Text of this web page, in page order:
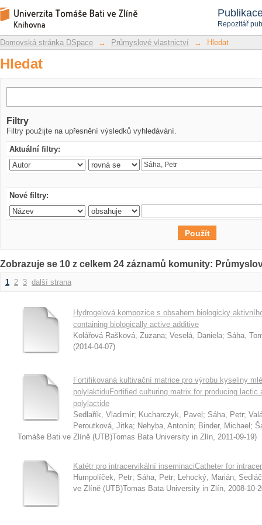
Repozitář
Hledat
Repozitář DSpace/Manakin
Domovská stránka DSpace → Průmyslové vlastnictví → Hledat
Hledat
Filtry
Filtry použijte na upřesnění výsledků vyhledávání.
Aktuální filtry:
Nové filtry:
Zobrazuje se 10 z celkem 24 záznamů komunity:
1 2 3 další strana
Hydrogelová kompozice s obsahem biologicky
containing biologically active additive
Kolářová Rašková, Zuzana; Veselá, Daniela; Sáha,
(2014-04-07)
Fortifikovaná kultivační matrice pro výrobu kyseliny
polylaktiduFortified culturing matrix for producing lactic
polylactide
Sedlařík, Vladimír; Kucharczyk, Pavel ; Sáha, Petr;
Peroutková, Jitka; Nehyba, Antonín; Binder, Michael ;
Tomáše Bati ve Zlíně (UTB)Tomas Bata University in Zlín, 2011-09-19)
Katétr pro intracervikální inseminaciCatheter for
Humpolíček, Petr; Sáha, Petr; Lehocký, Marián;
ve Zlíně (UTB)Tomas Bata University in Zlín, 2008-10-